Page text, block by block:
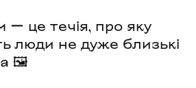
ー це течія, про яку
люди не дуже близькі
🖼